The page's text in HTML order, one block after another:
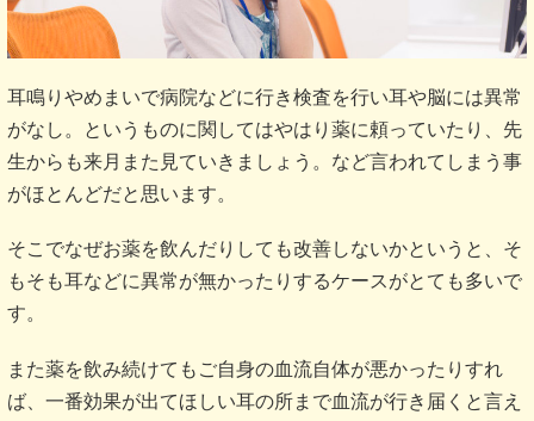
耳鳴りやめまいで病院などに行き検査を行い耳や脳には異常
がなし。というものに関してはやはり薬に頼っていたり、先
生からも来月また見ていきましょう。など言われてしまう事
がほとんどだと思います。
そこでなぜお薬を飲んだりしても改善しないかというと、そ
もそも耳などに異常が無かったりするケースがとても多いで
す。
また薬を飲み続けてもご自身の血流自体が悪かったりすれ
ば、一番効果が出てほしい耳の所まで血流が行き届くと言え